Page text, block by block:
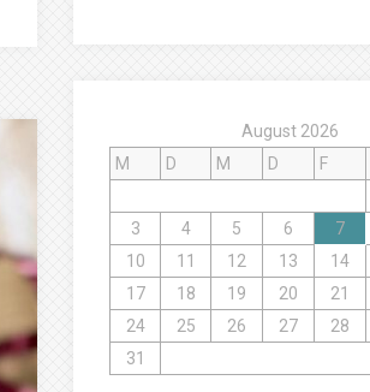
August 2026
M
D M D F
3
4 5 6 7
10
11 12 13 14
17
18 19 20 21
24
25 26 27 28
31